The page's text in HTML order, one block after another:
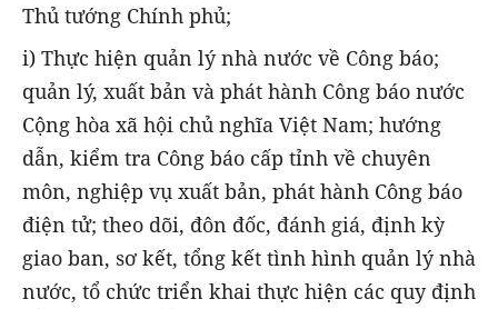
Thủ tướng Chính phủ;
i) Thực hiện quản lý nhà nước về Công báo;
quản lý, xuất bản và phát hành Công báo nước
Cộng hòa xã hội chủ nghĩa Việt Nam; hướng
dẫn, kiểm tra Công báo cấp tỉnh về chuyên
môn, nghiệp vụ xuất bản, phát hành Công báo
điện tử; theo dõi, đôn đốc, đánh giá, định kỳ
giao ban, sơ kết, tổng kết tình hình quản lý nhà
nước, tổ chức triển khai thực hiện các quy định